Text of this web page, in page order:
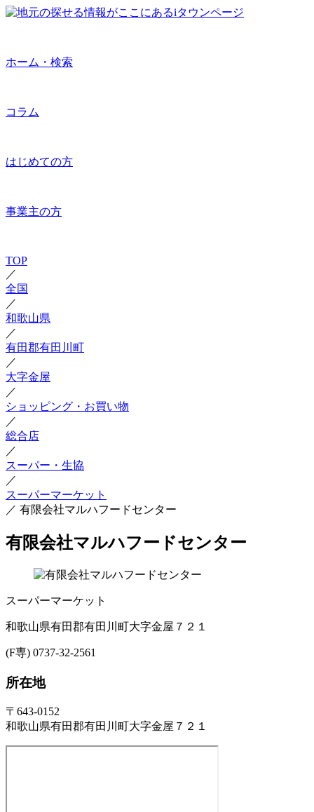
ホーム・検索
コラム
はじめての方
事業主の方
TOP
／
全国
／
和歌山県
／
有田郡有田川町
／
大字金屋
／
ショッピング・お買い物
／
総合店
／
スーパー・生協
／
スーパーマーケット
／ 有限会社マルハフードセンター
有限会社マルハフードセンター
スーパーマーケット
和歌山県有田郡有田川町大字金屋７２１
(F専) 0737-32-2561
所在地
〒643-0152
和歌山県有田郡有田川町大字金屋７２１